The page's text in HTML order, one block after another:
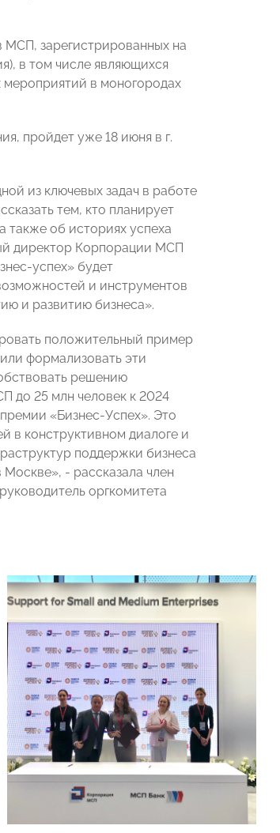
МСП, зарегистрированных на
в том числе являющихся
мероприятий в моногородах
пройдет уже 18 июня в г.
из ключевых задач в работе
тем, кто планирует
об историях успеха
директор Корпорации МСП
успех» будет
и инструментов
и развитию бизнеса».
положительный пример
формализовать эти
решению
до 25 млн человек к 2024
«Бизнес-Успех». Это
в конструктивном диалоге и
поддержки бизнеса
- рассказала член
оргкомитета